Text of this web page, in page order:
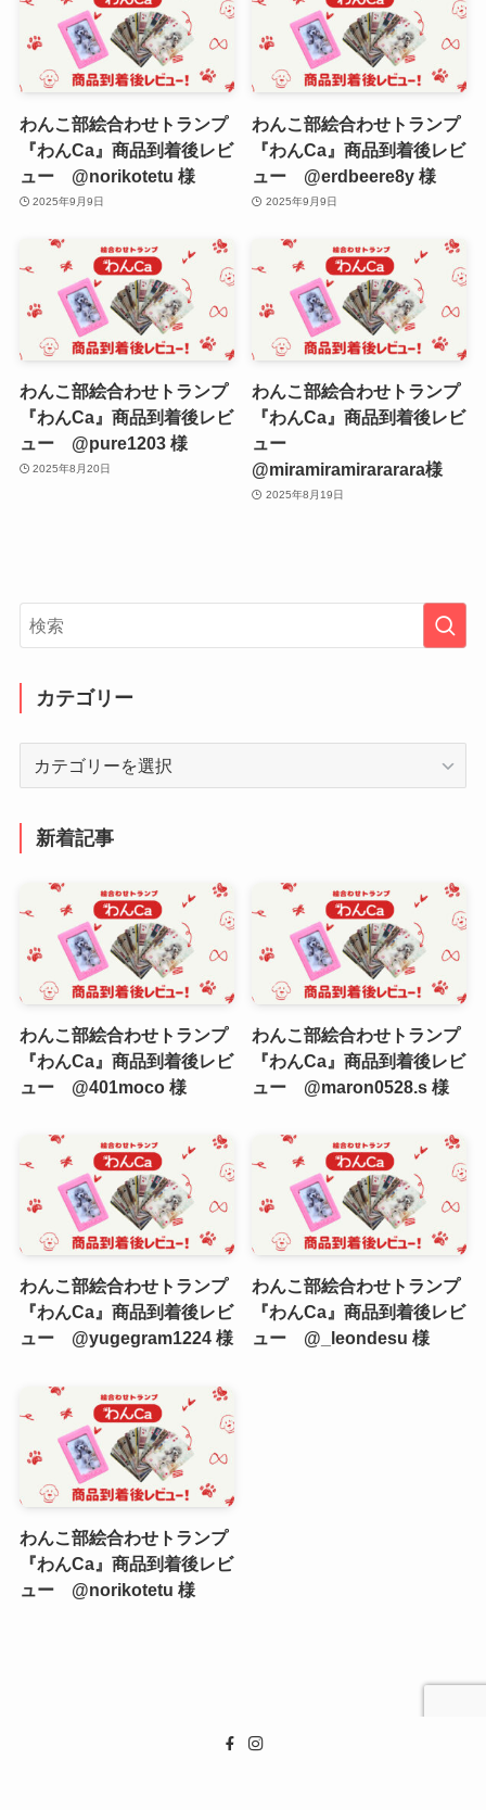
わんこ部絵合わせトランプ
『わんCa』商品到着後レビ
ュー @norikotetu 様
2025年9月9日
わんこ部絵合わせトランプ
『わんCa』商品到着後レビ
ュー @erdbeere8y 様
2025年9月9日
わんこ部絵合わせトランプ
『わんCa』商品到着後レビ
ュー @pure1203 様
2025年8月20日
わんこ部絵合わせトランプ
『わんCa』商品到着後レビ
ュー
@miramiramirararara様
2025年8月19日
カテゴリー
新着記事
わんこ部絵合わせトランプ
『わんCa』商品到着後レビ
ュー @401moco 様
わんこ部絵合わせトランプ
『わんCa』商品到着後レビ
ュー @maron0528.s 様
わんこ部絵合わせトランプ
『わんCa』商品到着後レビ
ュー @yugegram1224 様
わんこ部絵合わせトランプ
『わんCa』商品到着後レビ
ュー @_leondesu 様
わんこ部絵合わせトランプ
『わんCa』商品到着後レビ
ュー @norikotetu 様